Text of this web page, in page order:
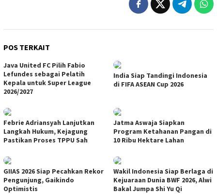
POS TERKAIT
Java United FC Pilih Fabio
Lefundes sebagai Pelatih
Kepala untuk Super League
2026/2027
India Siap Tandingi Indonesia
di FIFA ASEAN Cup 2026
Febrie Adriansyah Lanjutkan
Langkah Hukum, Kejagung
Pastikan Proses TPPU Sah
Jatma Aswaja Siapkan
Program Ketahanan Pangan di
10 Ribu Hektare Lahan
GIIAS 2026 Siap Pecahkan Rekor
Pengunjung, Gaikindo
Optimistis
Wakil Indonesia Siap Berlaga di
Kejuaraan Dunia BWF 2026, Alwi
Bakal Jumpa Shi Yu Qi